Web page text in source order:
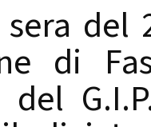
sera
di
del